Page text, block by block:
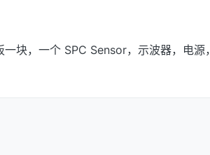
块，一个 SPC Sensor，示波器，电源，